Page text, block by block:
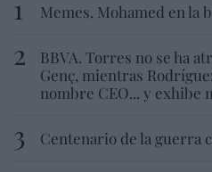
Memes. Mohamed en la
BBVA. Torres no se ha
Genç, mientras
nombre CEO... y exhibe
Centenario de la guerra